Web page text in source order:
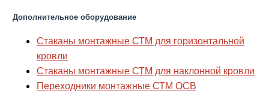
Дополнительное оборудование
Стаканы монтажные СТМ для горизонтальной
кровли
Стаканы монтажные СТМ для наклонной кровли
Переходники монтажные СТМ ОСВ